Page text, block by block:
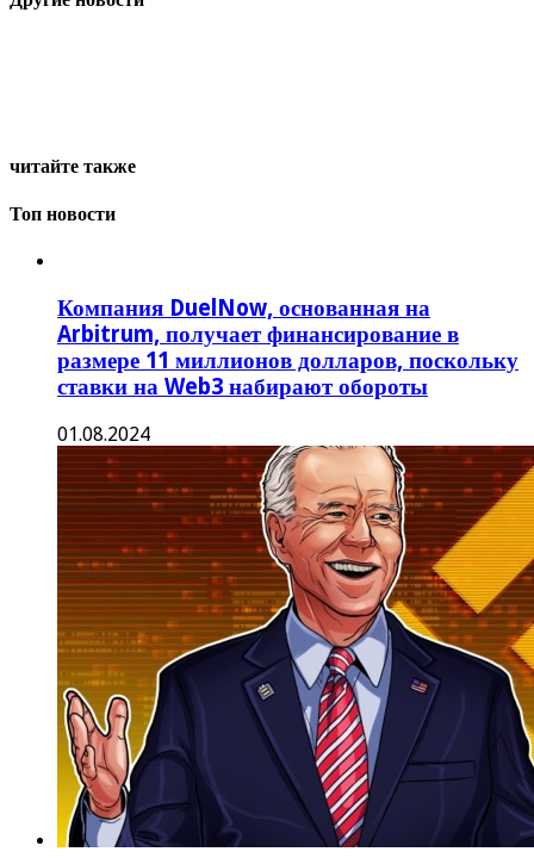
читайте также
Топ новости
Компания DuelNow, основанная на
Arbitrum, получает финансирование в
размере 11 миллионов долларов, поскольку
ставки на Web3 набирают обороты
01.08.2024